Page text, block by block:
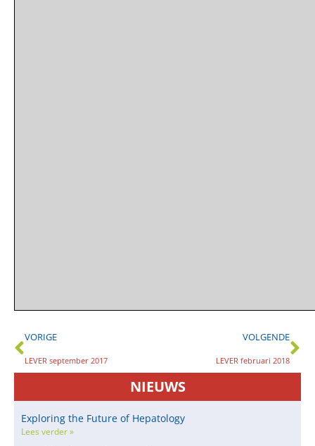
VORIGE
LEVER september 2017
VOLGENDE
LEVER februari 2018
NIEUWS
Exploring the Future of Hepatology
Lees verder »